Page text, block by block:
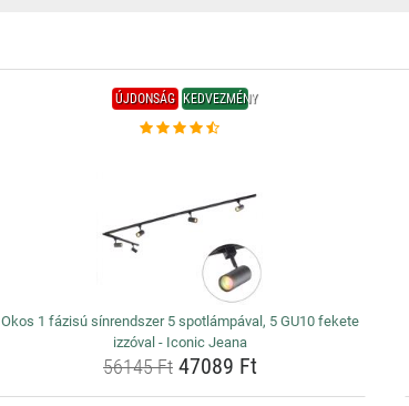
ÚJDONSÁG KEDVEZMÉNY
Okos 1 fázisú sínrendszer 5 spotlámpával, 5 GU10 fekete
izzóval - Iconic Jeana
56145 Ft47089 Ft